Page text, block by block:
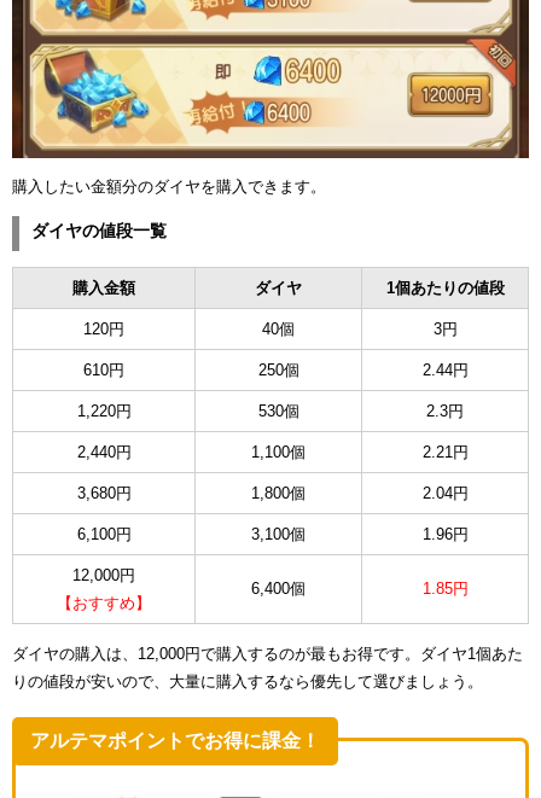
購入したい金額分のダイヤを購入できます。
ダイヤの値段一覧
購入金額 ダイヤ 1個あたりの値段
120円 40個 3円
610円 250個 2.44円
1,220円 530個 2.3円
2,440円 1,100個 2.21円
3,680円 1,800個 2.04円
6,100円 3,100個 1.96円
12,000円
【おすすめ】
6,400個 1.85円
ダイヤの購入は、12,000円で購入するのが最もお得です。ダイヤ1個あた
りの値段が安いので、大量に購入するなら優先して選びましょう。
アルテマポイントでお得に課金！